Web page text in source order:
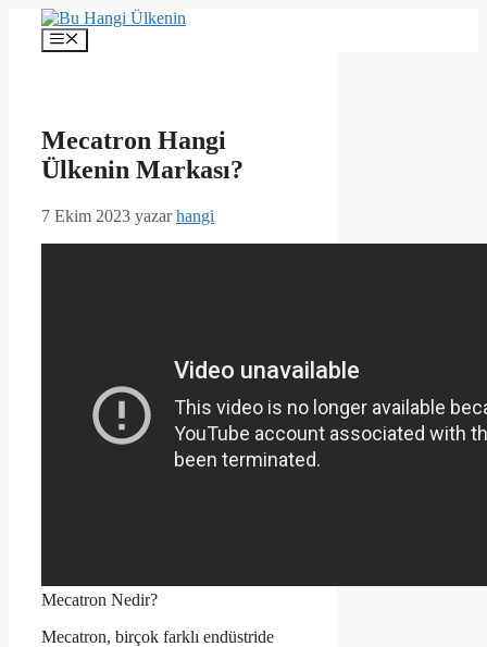
İçeriğe
Menü
Mecatron Hangi
Ülkenin Markası?
7 Ekim 2023 yazarhangi
Mecatron Nedir?
Mecatron, birçok farklı endüstride